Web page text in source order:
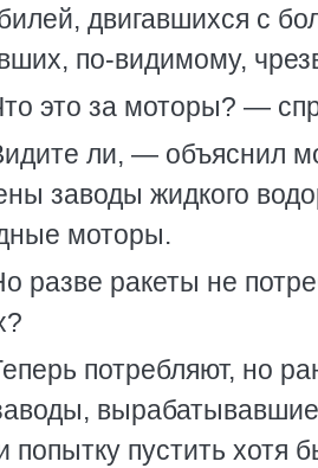
двигавшихся с
по-видимому,
это за моторы? —
ли, — объяснил
заводы жидкого
моторы.
разве ракеты не
потребляют, но
попытку пустить хотя